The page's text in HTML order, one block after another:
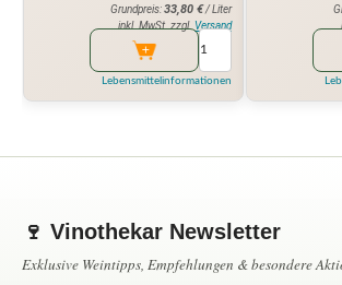
Grundpreis:33,80 €/ Liter
inkl. MwSt. zzgl. Versand
Lebensmittelinformationen
🍷 Vinothekar Newsletter
Exklusive Weintipps, Empfehlungen & besondere